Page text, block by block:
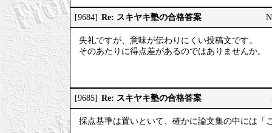
[9684] Re: スキヤキ塾の合格答案
失礼ですが、意味が伝わりにくい投稿文です。
そのあたりに得点差があるのではありませんか。
[9685] Re: スキヤキ塾の合格答案
採点基準は置いといて、確かに論文集の中には「